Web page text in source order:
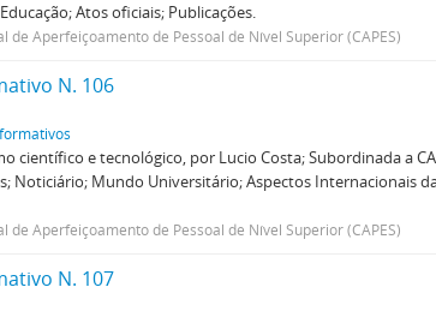
Atos oficiais; Publicações.
de Aperfeiçoamento de Pessoal de Nível Superior (CAPES)
N. 106
científico e tecnológico, por Lucio Costa; Subordinada a
Noticiário; Mundo Universitário; Aspectos Internacionais
de Aperfeiçoamento de Pessoal de Nível Superior (CAPES)
N. 107